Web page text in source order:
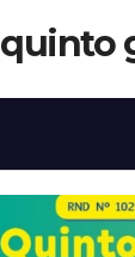
quinto